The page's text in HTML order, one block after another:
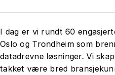
I dag er vi rundt 60
Oslo og Trondheim som
datadrevne løsninger. Vi
takket være bred